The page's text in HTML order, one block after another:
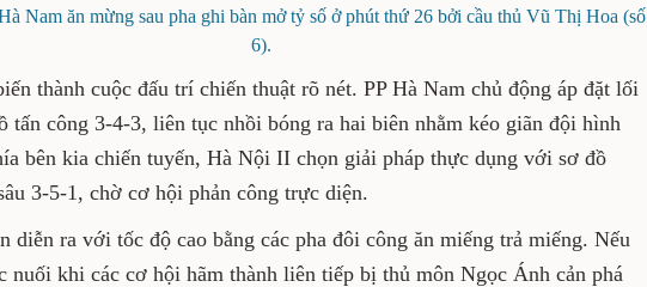
Nam ăn mừng sau pha ghi bàn mở tỷ số ở phút thứ 26 bởi cầu thủ Vũ Thị Hoa (số
6).
thành cuộc đấu trí chiến thuật rõ nét. PP Hà Nam chủ động áp đặt lối
tấn công 3-4-3, liên tục nhồi bóng ra hai biên nhằm kéo giãn đội hình
bên kia chiến tuyến, Hà Nội II chọn giải pháp thực dụng với sơ đồ
3-5-1, chờ cơ hội phản công trực diện.
diễn ra với tốc độ cao bằng các pha đôi công ăn miếng trả miếng. Nếu
nuối khi các cơ hội hãm thành liên tiếp bị thủ môn Ngọc Ánh cản phá